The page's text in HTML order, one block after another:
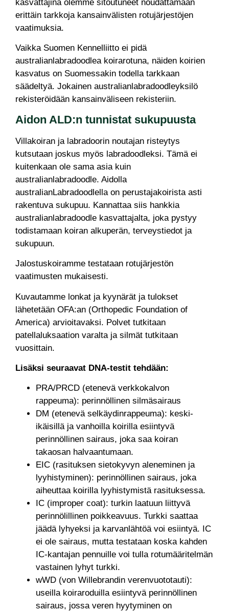
kasvattajina olemme sitoutuneet noudattamaan
erittäin tarkkoja kansainvälisten rotujärjestöjen
vaatimuksia.
Vaikka Suomen Kennelliitto ei pidä
australianlabradoodlea koirarotuna, näiden koirien
kasvatus on Suomessakin todella tarkkaan
säädeltyä. Jokainen australianlabradoodleyksilö
rekisteröidään kansainväliseen rekisteriin.
Aidon ALD:n tunnistat sukupuusta
Villakoiran ja labradoorin noutajan risteytys
kutsutaan joskus myös labradoodleksi. Tämä ei
kuitenkaan ole sama asia kuin
australianlabradoodle. Aidolla
australianLabradoodlella on perustajakoirista asti
rakentuva sukupuu. Kannattaa siis hankkia
australianlabradoodle kasvattajalta, joka pystyy
todistamaan koiran alkuperän, terveystiedot ja
sukupuun.
Jalostuskoiramme testataan rotujärjestön
vaatimusten mukaisesti.
Kuvautamme lonkat ja kyynärät ja tulokset
lähetetään OFA:an (Orthopedic Foundation of
America) arvioitavaksi. Polvet tutkitaan
patellaluksaation varalta ja silmät tutkitaan
vuosittain.
Lisäksi seuraavat DNA-testit tehdään:
PRA/PRCD (etenevä verkkokalvon
rappeuma): perinnöllinen silmäsairaus
DM (etenevä selkäydinrappeuma): keski-
ikäisillä ja vanhoilla koirilla esiintyvä
perinnöllinen sairaus, joka saa koiran
takaosan halvaantumaan.
EIC (rasituksen sietokyvyn aleneminen ja
lyyhistyminen): perinnöllinen sairaus, joka
aiheuttaa koirilla lyyhistymistä rasituksessa.
IC (improper coat): turkin laatuun liittyvä
perinnölillinen poikkeavuus. Turkki saattaa
jäädä lyhyeksi ja karvanlähtöä voi esiintyä. IC
ei ole sairaus, mutta testataan koska kahden
IC-kantajan pennuille voi tulla rotumääritelmän
vastainen lyhyt turkki.
wWD (von Willebrandin verenvuototauti):
useilla koiraroduilla esiintyvä perinnöllinen
sairaus, jossa veren hyytyminen on